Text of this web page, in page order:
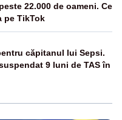
22.000 de oameni. Ce
pe TikTok
căpitanul lui Sepsi.
9 luni de TAS în